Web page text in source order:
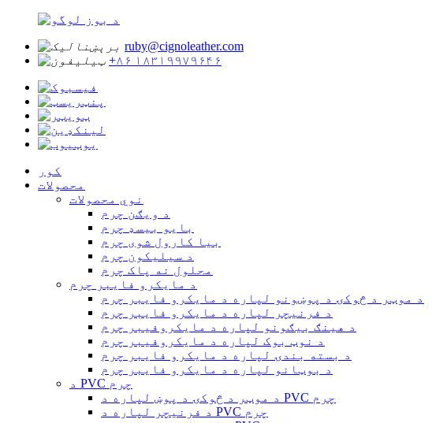
ruby@cignoleather.com
+۸۶ ۱۸۳۱۹۹۷۹۶۴۶
کور
محصولات
نوي محصولات
د ویګن چرم
بایو بیسډ چرم
بیا کارول شوی چرم
د سیلیکون چرم
محلول نه پاک چرم
د مایکرو فایبر چرم
د موټر د څوکۍ د پوښونو لپاره د مایکرو فایبر چرم
د فرنیچر لپاره د مایکرو فایبر چرم
د هینګ بیګونو لپاره د مایکروفیبر چرم
د نوټ بوک لپاره د مایکروفیبر چرم
د بسته بندۍ لپاره د مایکرو فایبر چرم
د بوټانو لپاره د مایکرو فایبر چرم
د PVC چرم
د موټر د څوکۍ د پوښ لپاره د PVC چرم
د فرنیچر لپاره د PVC چرم